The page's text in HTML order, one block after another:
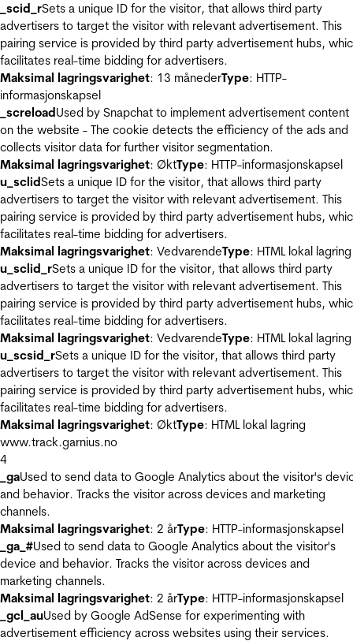
_scid_rSets a unique ID for the visitor, that allows third party
advertisers to target the visitor with relevant advertisement. This
pairing service is provided by third party advertisement hubs,
facilitates real-time bidding for advertisers.
Maksimal lagringsvarighet: 13 månederType: HTTP-
informasjonskapsel
_screloadUsed by Snapchat to implement advertisement content
on the website - The cookie detects the efficiency of the ads and
collects visitor data for further visitor segmentation.
Maksimal lagringsvarighet: ØktType: HTTP-informasjonskapsel
u_sclidSets a unique ID for the visitor, that allows third party
advertisers to target the visitor with relevant advertisement. This
pairing service is provided by third party advertisement hubs,
facilitates real-time bidding for advertisers.
Maksimal lagringsvarighet: VedvarendeType: HTML lokal lagring
u_sclid_rSets a unique ID for the visitor, that allows third party
advertisers to target the visitor with relevant advertisement. This
pairing service is provided by third party advertisement hubs,
facilitates real-time bidding for advertisers.
Maksimal lagringsvarighet: VedvarendeType: HTML lokal lagring
u_scsid_rSets a unique ID for the visitor, that allows third party
advertisers to target the visitor with relevant advertisement. This
pairing service is provided by third party advertisement hubs,
facilitates real-time bidding for advertisers.
Maksimal lagringsvarighet: ØktType: HTML lokal lagring
www.track.garnius.no
4
_gaUsed to send data to Google Analytics about the visitor's
and behavior. Tracks the visitor across devices and marketing
channels.
Maksimal lagringsvarighet: 2 årType: HTTP-informasjonskapsel
_ga_#Used to send data to Google Analytics about the visitor's
device and behavior. Tracks the visitor across devices and
marketing channels.
Maksimal lagringsvarighet: 2 årType: HTTP-informasjonskapsel
_gcl_auUsed by Google AdSense for experimenting with
advertisement efficiency across websites using their services.